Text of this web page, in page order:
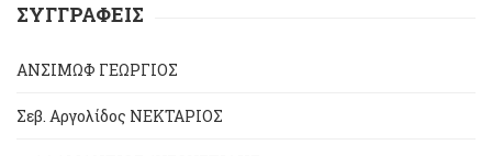
ΣΥΓΓΡΑΦΕΙΣ
ΑΝΣΙΜΩΦ ΓΕΩΡΓΙΟΣ
Σεβ. Αργολίδος ΝΕΚΤΑΡΙΟΣ